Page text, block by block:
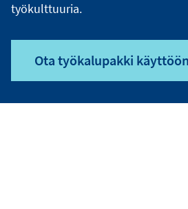
työkulttuuria.
Ota työkalupakki käyttöön